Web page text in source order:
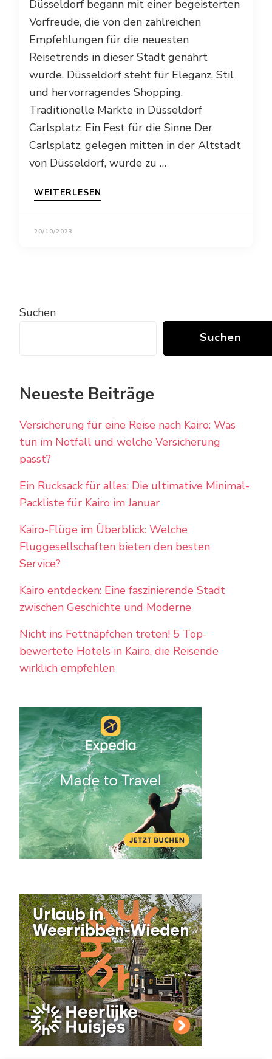
Düsseldorf begann mit einer begeisterten
Vorfreude, die von den zahlreichen
Empfehlungen für die neuesten
Reisetrends in dieser Stadt genährt
wurde. Düsseldorf steht für Eleganz, Stil
und hervorragendes Shopping.
Traditionelle Märkte in Düsseldorf
Carlsplatz: Ein Fest für die Sinne Der
Carlsplatz, gelegen mitten in der Altstadt
von Düsseldorf, wurde zu …
WEITERLESEN
20/10/2023
Suchen
Suchen
Neueste Beiträge
Versicherung für eine Reise nach Kairo: Was
tun im Notfall und welche Versicherung
passt?
Ein Rucksack für alles: Die ultimative Minimal-
Packliste für Kairo im Januar
Kairo-Flüge im Überblick: Welche
Fluggesellschaften bieten den besten
Service?
Kairo entdecken: Eine faszinierende Stadt
zwischen Geschichte und Moderne
Nicht ins Fettnäpfchen treten! 5 Top-
bewertete Hotels in Kairo, die Reisende
wirklich empfehlen